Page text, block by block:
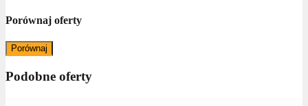
Porównaj oferty
Porównaj
Podobne oferty